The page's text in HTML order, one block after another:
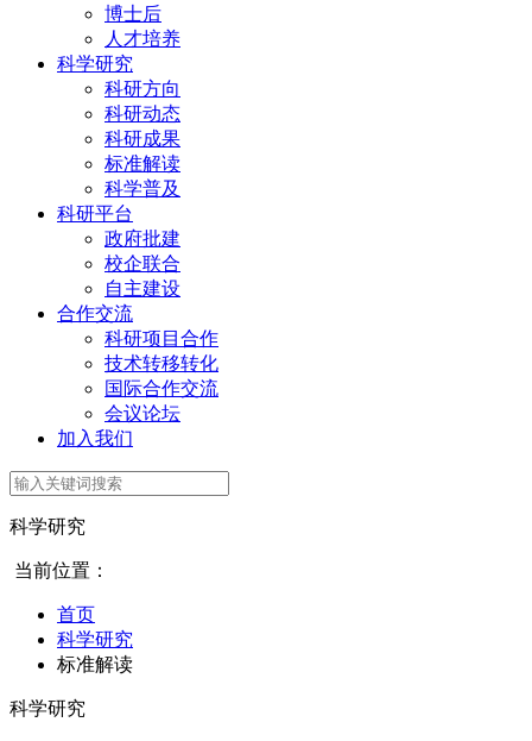
博士后
人才培养
科学研究
科研方向
科研动态
科研成果
标准解读
科学普及
科研平台
政府批建
校企联合
自主建设
合作交流
科研项目合作
技术转移转化
国际合作交流
会议论坛
加入我们
科学研究
当前位置：
首页
科学研究
标准解读
科学研究